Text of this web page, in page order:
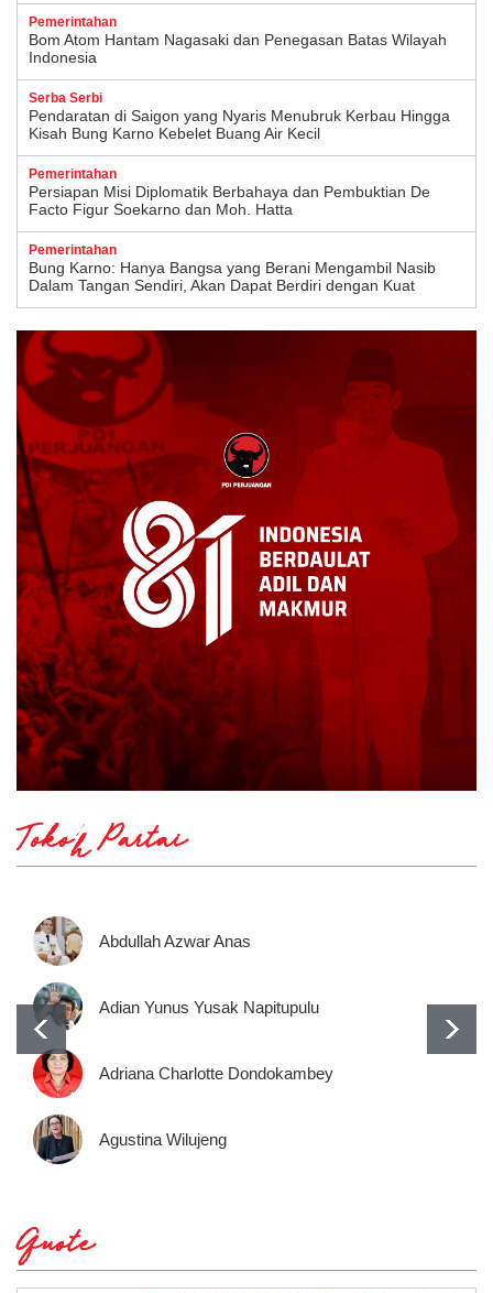
Pemerintahan
Bom Atom Hantam Nagasaki dan Penegasan Batas Wilayah
Indonesia
Serba Serbi
Pendaratan di Saigon yang Nyaris Menubruk Kerbau Hingga
Kisah Bung Karno Kebelet Buang Air Kecil
Pemerintahan
Persiapan Misi Diplomatik Berbahaya dan Pembuktian De
Facto Figur Soekarno dan Moh. Hatta
Pemerintahan
Bung Karno: Hanya Bangsa yang Berani Mengambil Nasib
Dalam Tangan Sendiri, Akan Dapat Berdiri dengan Kuat
Tokoh Partai
Abdullah Azwar Anas
Adian Yunus Yusak Napitupulu
Adriana Charlotte Dondokambey
Agustina Wilujeng
Quote